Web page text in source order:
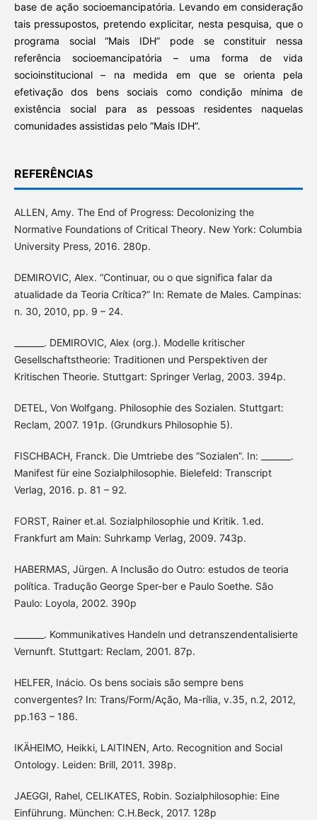
base de ação socioemancipatória. Levando em consideração
tais pressupostos, pretendo explicitar, nesta pesquisa, que o
programa social “Mais IDH” pode se constituir nessa
referência socioemancipatória – uma forma de vida
socioinstitucional – na medida em que se orienta pela
efetivação dos bens sociais como condição mínima de
existência social para as pessoas residentes naquelas
comunidades assistidas pelo “Mais IDH”.
REFERÊNCIAS
ALLEN, Amy. The End of Progress: Decolonizing the
Normative Foundations of Critical Theory. New York: Columbia
University Press, 2016. 280p.
DEMIROVIC, Alex. “Continuar, ou o que significa falar da
atualidade da Teoria Crítica?” In: Remate de Males. Campinas:
n. 30, 2010, pp. 9 – 24.
_______. DEMIROVIC, Alex (org.). Modelle kritischer
Gesellschaftstheorie: Traditionen und Perspektiven der
Kritischen Theorie. Stuttgart: Springer Verlag, 2003. 394p.
DETEL, Von Wolfgang. Philosophie des Sozialen. Stuttgart:
Reclam, 2007. 191p. (Grundkurs Philosophie 5).
FISCHBACH, Franck. Die Umtriebe des “Sozialen”. In: _______.
Manifest für eine Sozialphilosophie. Bielefeld: Transcript
Verlag, 2016. p. 81 – 92.
FORST, Rainer et.al. Sozialphilosophie und Kritik. 1.ed.
Frankfurt am Main: Suhrkamp Verlag, 2009. 743p.
HABERMAS, Jürgen. A Inclusão do Outro: estudos de teoria
política. Tradução George Sper-ber e Paulo Soethe. São
Paulo: Loyola, 2002. 390p
_______. Kommunikatives Handeln und detranszendentalisierte
Vernunft. Stuttgart: Reclam, 2001. 87p.
HELFER, Inácio. Os bens sociais são sempre bens
convergentes? In: Trans/Form/Ação, Ma-rília, v.35, n.2, 2012,
pp.163 – 186.
IKÄHEIMO, Heikki, LAITINEN, Arto. Recognition and Social
Ontology. Leiden: Brill, 2011. 398p.
JAEGGI, Rahel, CELIKATES, Robin. Sozialphilosophie: Eine
Einführung. München: C.H.Beck, 2017. 128p